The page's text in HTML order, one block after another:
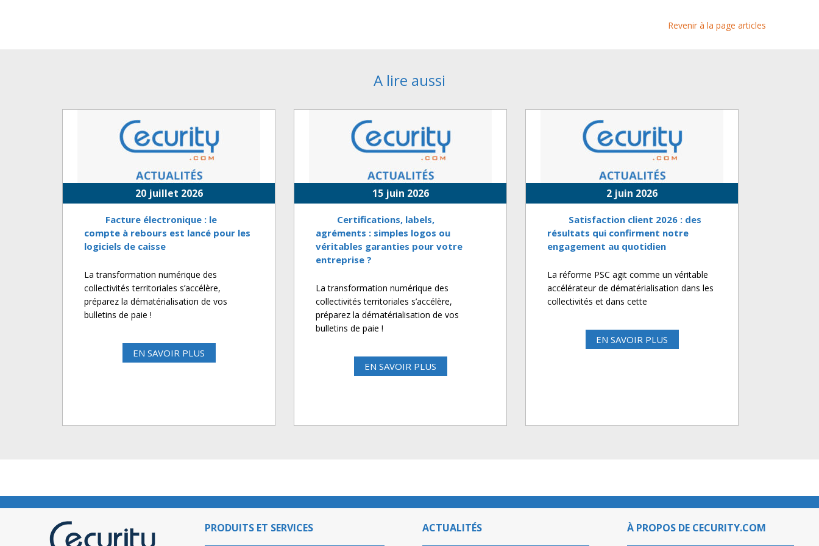
Revenir à la page articles
A lire aussi
20 juillet 2026
Facture électronique : le
compte à rebours est lancé pour les
logiciels de caisse
La transformation numérique des
collectivités territoriales s’accélère,
préparez la dématérialisation de vos
bulletins de paie !
EN SAVOIR PLUS
15 juin 2026
Certifications, labels,
agréments : simples logos ou
véritables garanties pour votre
entreprise ?
La transformation numérique des
collectivités territoriales s’accélère,
préparez la dématérialisation de vos
bulletins de paie !
EN SAVOIR PLUS
2 juin 2026
Satisfaction client 2026 : des
résultats qui confirment notre
engagement au quotidien
La réforme PSC agit comme un véritable
accélérateur de dématérialisation dans les
collectivités et dans cette
EN SAVOIR PLUS
PRODUITS ET SERVICES ACTUALITÉS À PROPOS DE CECURITY.COM